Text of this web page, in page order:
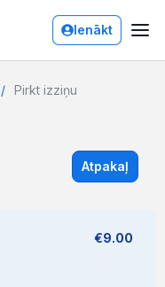
Ienākt
Pirkt izziņu
Atpakaļ
€9.00